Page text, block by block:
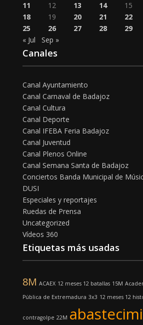
11
12 13 14 15
18
19 20 21 22
25
26 27 28 29
« Jul
Sep »
Canales
Canal Ayuntamiento
Canal Carnaval de Badajoz
Canal Cultura
Canal Deporte
Canal IFEBA Feria Badajoz
Canal Juventud
Canal Plenos Online
Canal Semana Santa de Badajoz
Conciertos Banda Municipal de
DUSI
Especiales y reportajes
Ruedas de Prensa
Uncategorized
Vídeos 360
Etiquetas más usadas
8M ACAEX 12 meses 12 batallas 15M
Pública de Extremadura 3x3 12 meses 12
contragolpe 22M